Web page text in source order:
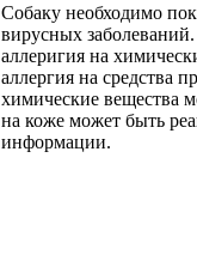
Собаку необходимо
вирусных
аллеригия на
аллергия на средства
химические вещества
на коже может быть
информации.